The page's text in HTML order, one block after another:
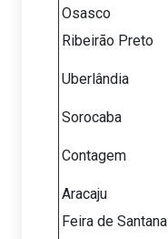
Osasco
Ribeirão Preto
Uberlândia
Sorocaba
Contagem
Aracaju
Feira de Santana